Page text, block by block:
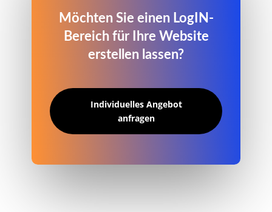
Möchten Sie einen LogIN-
Bereich für Ihre Website
erstellen lassen?
Individuelles Angebot
anfragen